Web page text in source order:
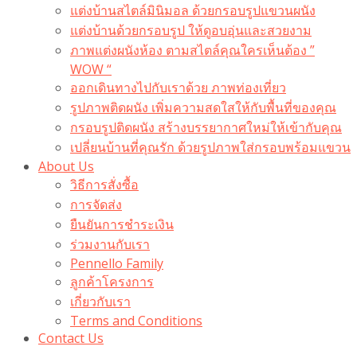
แต่งบ้านสไตล์มินิมอล ด้วยกรอบรูปแขวนผนัง
แต่งบ้านด้วยกรอบรูป ให้ดูอบอุ่นและสวยงาม
ภาพแต่งผนังห้อง ตามสไตล์คุณใครเห็นต้อง ”
WOW “
ออกเดินทางไปกับเราด้วย ภาพท่องเที่ยว
รูปภาพติดผนัง เพิ่มความสดใสให้กับพื้นที่ของคุณ
กรอบรูปติดผนัง สร้างบรรยากาศใหม่ให้เข้ากับคุณ
เปลี่ยนบ้านที่คุณรัก ด้วยรูปภาพใส่กรอบพร้อมแขวน​
About Us
วิธีการสั่งซื้อ
การจัดส่ง
ยืนยันการชำระเงิน
ร่วมงานกับเรา
Pennello Family
ลูกค้าโครงการ
เกี่ยวกับเรา
Terms and Conditions
Contact Us